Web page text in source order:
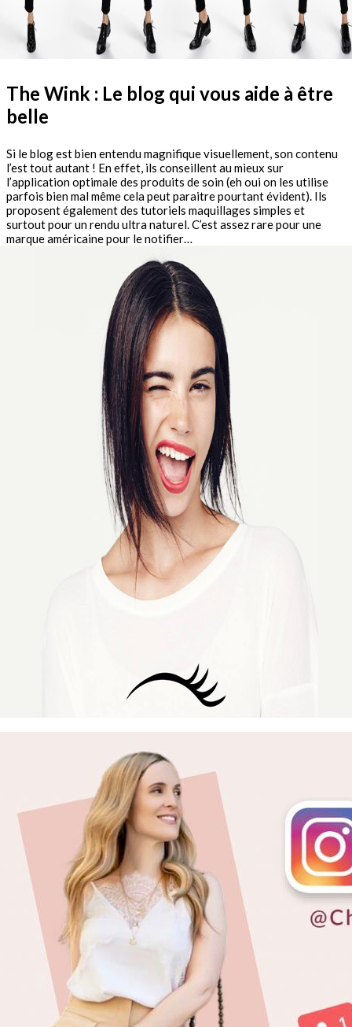
The Wink : Le blog qui vous aide à être
belle
Si le blog est bien entendu magnifique visuellement, son contenu
l’est tout autant ! En effet, ils conseillent au mieux sur
l’application optimale des produits de soin (eh oui on les utilise
parfois bien mal même cela peut paraitre pourtant évident). Ils
proposent également des tutoriels maquillages simples et
surtout pour un rendu ultra naturel. C’est assez rare pour une
marque américaine pour le notifier…